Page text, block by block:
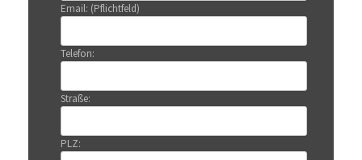
Email: (Pflichtfeld)
Telefon:
Straße:
PLZ: